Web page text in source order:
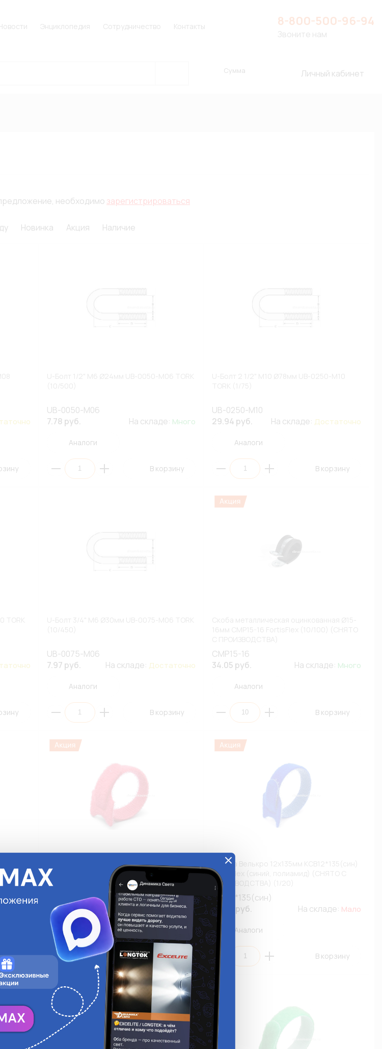
Энциклопедия Сотрудничество Контакты 8-800-500-96-94
Звоните нам
Сумма Личный кабинет
необходимо зарегистрироваться
Новинка Акция Наличие
UB-0050-M06
7.78 руб.
На складе: Много
Аналоги
В корзину
UB-0250-M10
29.94 руб.
На складе: Достаточно
Аналоги
В корзину
UB-0075-M06
7.97 руб.
На складе: Достаточно
Аналоги
В корзину
СМР15-16
34.05 руб.
На складе: Много
Аналоги
В корзину
С
Стяжка Велькро 12х135мм КСВ12*135(кр)
FortisFlex (красный, полиамид) (1/20)
(СНЯТО С ПРОИЗВОДСТВА)
КСВ12*135(кр)
11.43 руб.
На складе:Мало
Аналоги
В корзину
Стяжка Велькро 12х135мм КСВ12*135(син)
FortisFlex (синий, полиамид) (СНЯТО С
ПРОИЗВОДСТВА) (1/20)
КСВ12*135(син)
20.25 руб.
На складе: Мало
Аналоги
В корзину